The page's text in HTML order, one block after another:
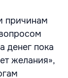
причинам
денег пока
желания»,